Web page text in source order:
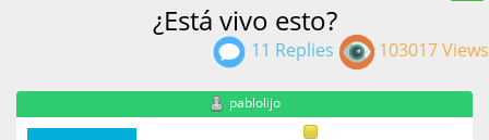
¿Está vivo esto?
11 Replies 103017 Views
pablolijo